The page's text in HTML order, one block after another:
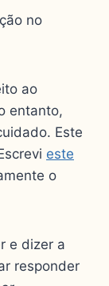
no
ao
entanto,
Este
este
o
e dizer a
responder